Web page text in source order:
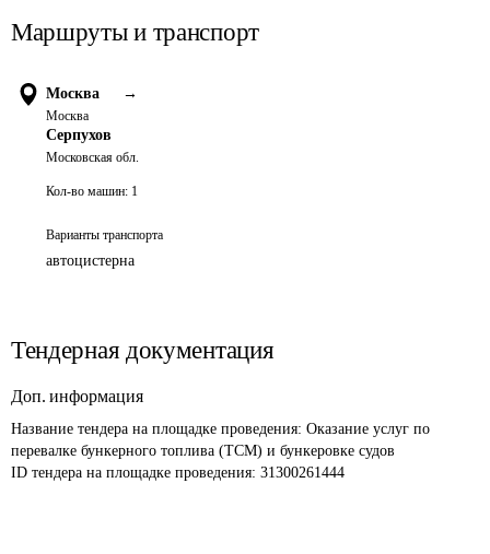
Маршруты и транспорт
Москва →
Москва
Серпухов
Московская обл.
Кол-во машин: 1
Варианты транспорта
автоцистерна
Тендерная документация
Доп. информация
Название тендера на площадке проведения: Оказание услуг по
перевалке бункерного топлива (ТСМ) и бункеровке судов
ID тендера на площадке проведения: 31300261444